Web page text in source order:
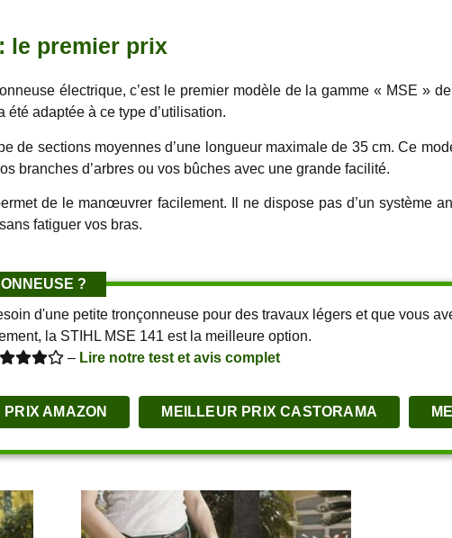
le premier prix
électrique, c’est le premier modèle de la gamme « MSE »
adaptée à ce type d’utilisation.
de sections moyennes d’une longueur maximale de 35 cm. Ce
branches d’arbres ou vos bûches avec une grande facilité.
de le manœuvrer facilement. Il ne dispose pas d’un système
fatiguer vos bras.
?
d'une petite tronçonneuse pour des travaux légers et que vous
la STIHL MSE 141 est la meilleure option.
– Lire notre test et avis complet
AMAZON MEILLEUR PRIX CASTORAMA